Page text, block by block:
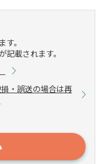
。
載されます。
・誤送の場合は再